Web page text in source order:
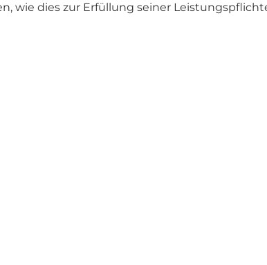
wie dies zur Erfüllung seiner